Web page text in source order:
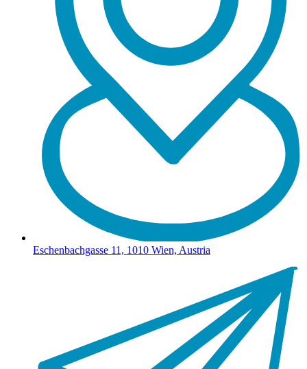
Eschenbachgasse 11, 1010 Wien, Austria